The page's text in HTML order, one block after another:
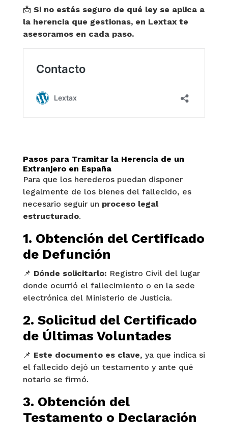
📩 Si no estás seguro de qué ley se aplica a
la herencia que gestionas, en Lextax te
asesoramos en cada paso.
Pasos para Tramitar la Herencia de un
Extranjero en España
Para que los herederos puedan disponer
legalmente de los bienes del fallecido, es
necesario seguir un proceso legal
estructurado.
1. Obtención del Certificado
de Defunción
📌 Dónde solicitarlo: Registro Civil del lugar
donde ocurrió el fallecimiento o en la sede
electrónica del Ministerio de Justicia.
2. Solicitud del Certificado
de Últimas Voluntades
📌 Este documento es clave, ya que indica si
el fallecido dejó un testamento y ante qué
notario se firmó.
3. Obtención del
Testamento o Declaración